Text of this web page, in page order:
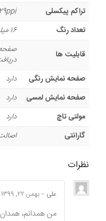
تراکم پیکسلی
تعداد رنگ
16 میلیون رنگ
قابلیت ها
صفحه
صفحه نمایش رنگی
دارد
صفحه نمایش لمسی
دارد
مولتی تاچ
دارد
گارانتی
نظرات
علی –بهمن 22, 1399
من همدانم،